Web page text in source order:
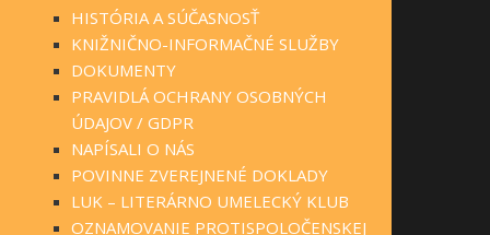
HISTÓRIA A SÚČASNOSŤ
KNIŽNIČNO-INFORMAČNÉ SLUŽBY
DOKUMENTY
PRAVIDLÁ OCHRANY OSOBNÝCH
ÚDAJOV / GDPR
NAPÍSALI O NÁS
POVINNE ZVEREJNENÉ DOKLADY
LUK – LITERÁRNO UMELECKÝ KLUB
OZNAMOVANIE PROTISPOLOČENSKEJ